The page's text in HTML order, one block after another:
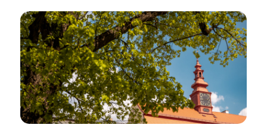
Kam vyrazit
CS EN DE